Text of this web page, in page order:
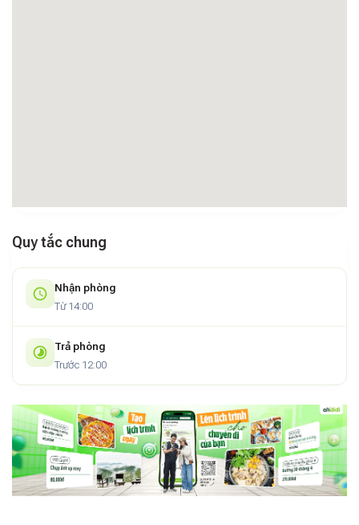
Quy tắc chung
Nhận phòng
Từ 14:00
Trả phòng
Trước 12:00